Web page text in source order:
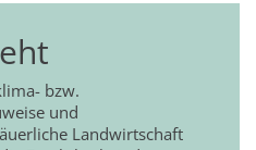
bzw.
und
Landwirtschaft